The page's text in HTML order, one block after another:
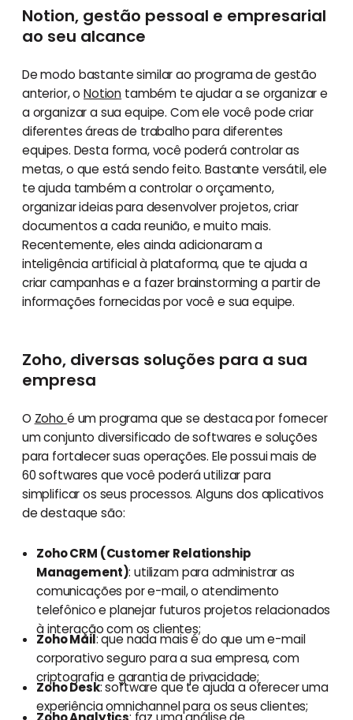
Notion, gestão pessoal e empresarial
ao seu alcance
De modo bastante similar ao programa de gestão
anterior, oNotion também te ajudar a se organizar e
a organizar a sua equipe. Com ele você pode criar
diferentes áreas de trabalho para diferentes
equipes. Desta forma, você poderá controlar as
metas, o que está sendo feito. Bastante versátil, ele
te ajuda também a controlar o orçamento,
organizar ideias para desenvolver projetos, criar
documentos a cada reunião, e muito mais.
Recentemente, eles ainda adicionaram a
inteligência artificial à plataforma, que te ajuda a
criar campanhas e a fazer brainstorming a partir de
informações fornecidas por você e sua equipe.
Zoho, diversas soluções para a sua
empresa
O Zoho é um programa que se destaca por fornecer
um conjunto diversificado de softwares e soluções
para fortalecer suas operações. Ele possui mais de
60 softwares que você poderá utilizar para
simplificar os seus processos. Alguns dos aplicativos
de destaque são:
Zoho CRM (Customer Relationship
Management): utilizam para administrar as
comunicações por e-mail, o atendimento
telefônico e planejar futuros projetos relacionados
à interação com os clientes;
Zoho Mail: que nada mais é do que um e-mail
corporativo seguro para a sua empresa, com
criptografia e garantia de privacidade;
Zoho Desk: software que te ajuda a oferecer uma
experiência omnichannel para os seus clientes;